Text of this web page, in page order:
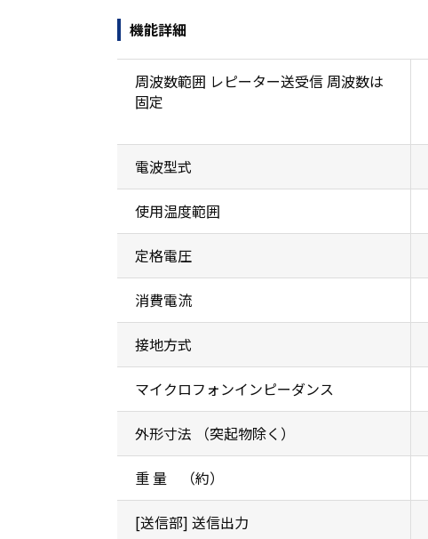
機能詳細
周波数範囲 レピーター送受信 周波数は
固定
電波型式
使用温度範囲
定格電圧
消費電流
接地方式
マイクロフォンインピーダンス
外形寸法 （突起物除く）
重 量 （約）
[送信部] 送信出力